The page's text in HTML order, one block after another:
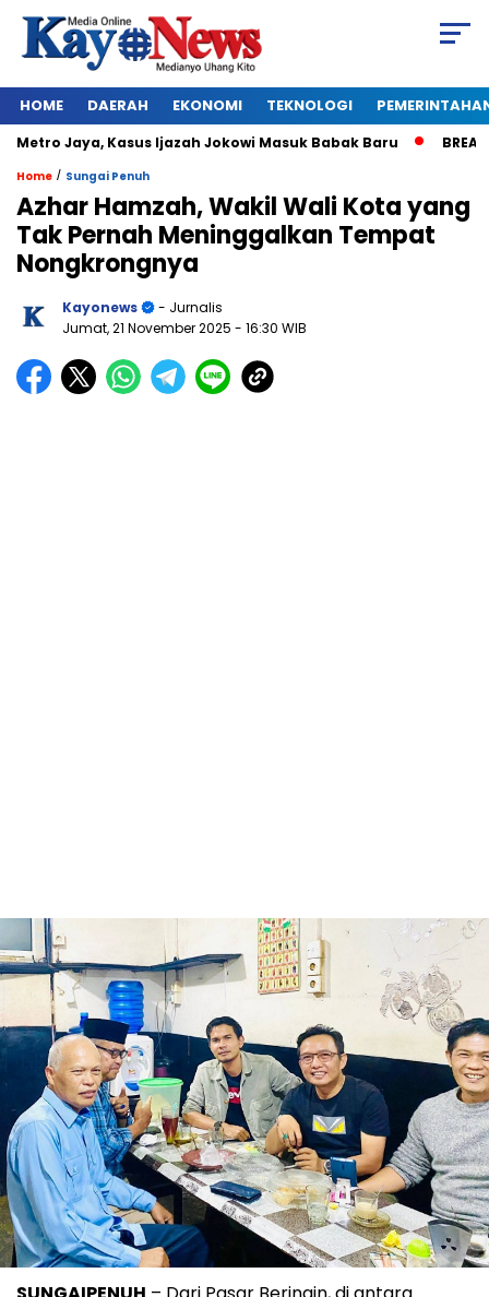
HOME DAERAH EKONOMI TEKNOLOGI
Jaya, Kasus Ijazah Jokowi Masuk Babak Baru
Home / Sungai Penuh
Azhar Hamzah, Wakil Wali Kota yang
Tak Pernah Meninggalkan Tempat
Nongkrongnya
Kayonews
- Jurnalis
Jumat, 21 November 2025 - 16:30 WIB